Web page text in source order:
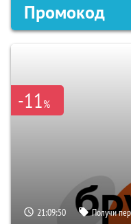
Промокод
-11%
21:09:49 Получи